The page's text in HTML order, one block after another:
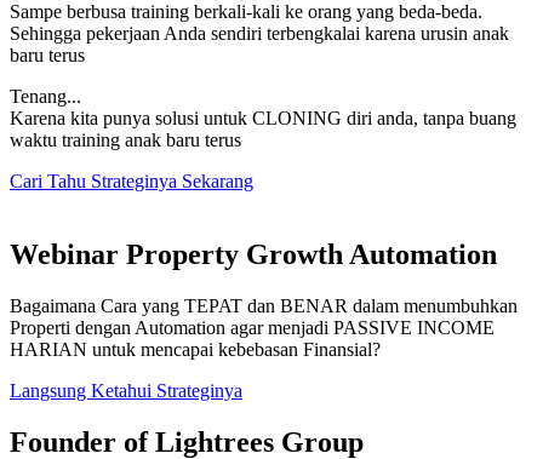
Sampe berbusa training berkali-kali ke orang yang beda-beda.
Sehingga pekerjaan Anda sendiri terbengkalai karena urusin anak
baru terus
Tenang...
Karena kita punya solusi untuk CLONING diri anda, tanpa buang
waktu training anak baru terus
Cari Tahu Strateginya Sekarang
Webinar Property Growth Automation
Bagaimana Cara yang TEPAT dan BENAR dalam menumbuhkan
Properti dengan Automation agar menjadi PASSIVE INCOME
HARIAN untuk mencapai kebebasan Finansial?
Langsung Ketahui Strateginya
Founder of Lightrees Group